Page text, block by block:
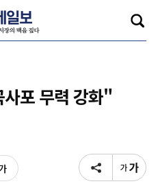
포 무력 강화"